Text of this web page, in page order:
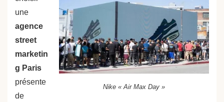
Nike « Air Max Day »
une
agence
street
marketin
g Paris
présente
de